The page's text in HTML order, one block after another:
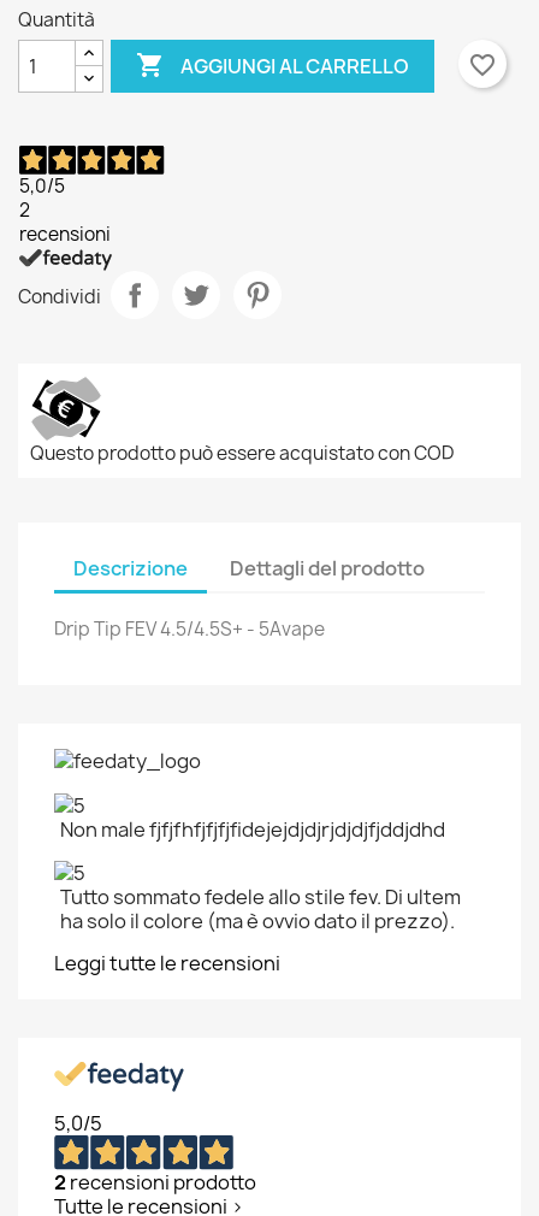
Quantità
 AGGIUNGI AL CARRELLO favorite_border
5,0/5
2
recensioni
Condividi
Questo prodotto può essere acquistato con COD
Descrizione Dettagli del prodotto
Drip Tip FEV 4.5/4.5S+ - 5Avape
Non male fjfjfhfjfjfjfidejejdjdjrjdjdjfjddjdhd
Tutto sommato fedele allo stile fev. Di ultem
ha solo il colore (ma è ovvio dato il prezzo).
Leggi tutte le recensioni
5,0/5
2recensioni prodotto
Tutte le recensioni >